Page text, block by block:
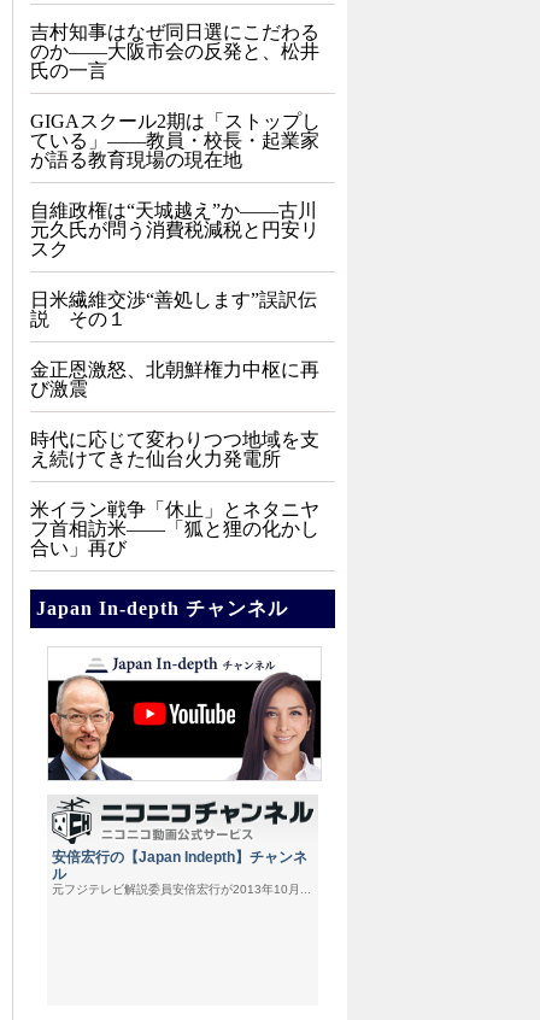
吉村知事はなぜ同日選にこだわる
のか――大阪市会の反発と、松井
氏の一言
GIGAスクール2期は「ストップし
ている」——教員・校長・起業家
が語る教育現場の現在地
自維政権は“天城越え”か――古川
元久氏が問う消費税減税と円安リ
スク
日米繊維交渉“善処します”誤訳伝
説 その１
金正恩激怒、北朝鮮権力中枢に再
び激震
時代に応じて変わりつつ地域を支
え続けてきた仙台火力発電所
米イラン戦争「休止」とネタニヤ
フ首相訪米――「狐と狸の化かし
合い」再び
Japan In-depth チャンネル